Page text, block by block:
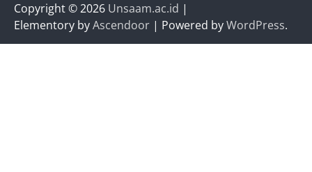
Copyright © 2026 Unsaam.ac.id |
Elementory byAscendoor | Powered byWordPress.